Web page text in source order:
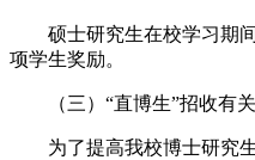
硕士研究生在校学习期间
项学生奖励。
（三）“直博生”招收有
为了提高我校博士研究生